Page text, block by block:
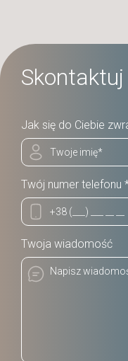
Jak się do Ciebie
Twój numer telefonu
Twoja wiadomość